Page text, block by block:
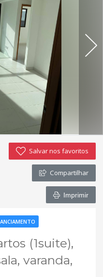
Salvar nos favoritos
Compartilhar
Imprimir
(1suite),
varanda,